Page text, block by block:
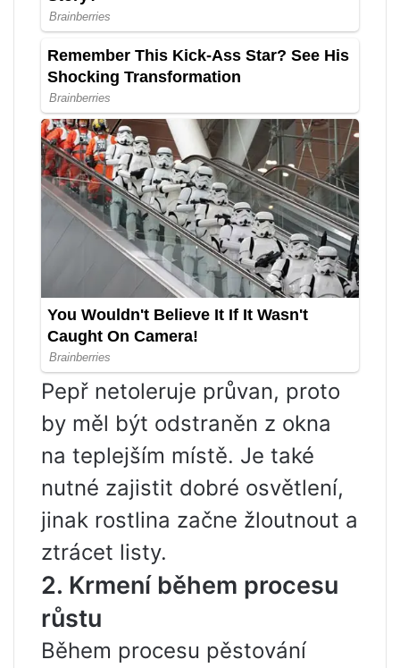
Pepř netoleruje průvan, proto
by měl být odstraněn z okna
na teplejším místě. Je také
nutné zajistit dobré osvětlení,
jinak rostlina začne žloutnout a
ztrácet listy.
2. Krmení během procesu
růstu
Během procesu pěstování